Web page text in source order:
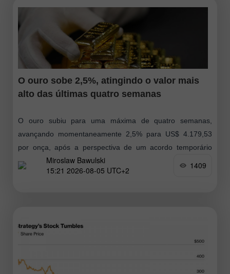
O ouro sobe 2,5%, atingindo o valor mais
alto das últimas quatro semanas
O ouro subiu para uma máxima de quatro semanas,
avançando momentaneamente 2,5% para US$ 4.179,53
por onça, após a perspectiva de um acordo temporário
para retomar as operações no Estreito
Miroslaw Bawulski
15:21 2026-08-05 UTC+2
1409